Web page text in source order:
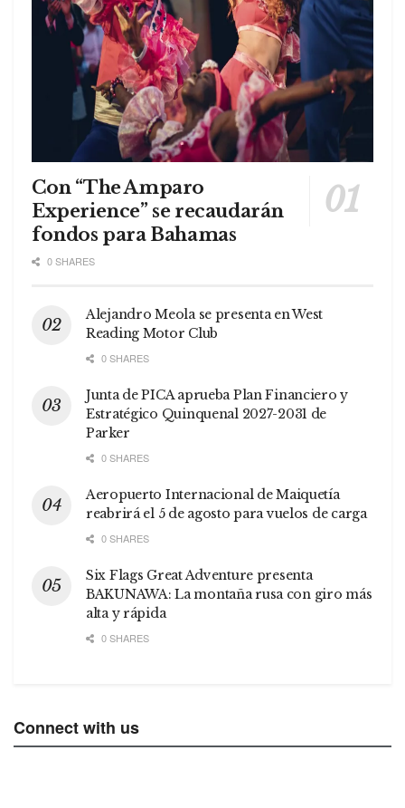
Con “The Amparo
Experience” se recaudarán
fondos para Bahamas
0 SHARES
Alejandro Meola se presenta en West
Reading Motor Club
0 SHARES
Junta de PICA aprueba Plan Financiero y
Estratégico Quinquenal 2027-2031 de
Parker
0 SHARES
Aeropuerto Internacional de Maiquetía
reabrirá el 5 de agosto para vuelos de carga
0 SHARES
Six Flags Great Adventure presenta
BAKUNAWA: La montaña rusa con giro más
alta y rápida
0 SHARES
Connect with us